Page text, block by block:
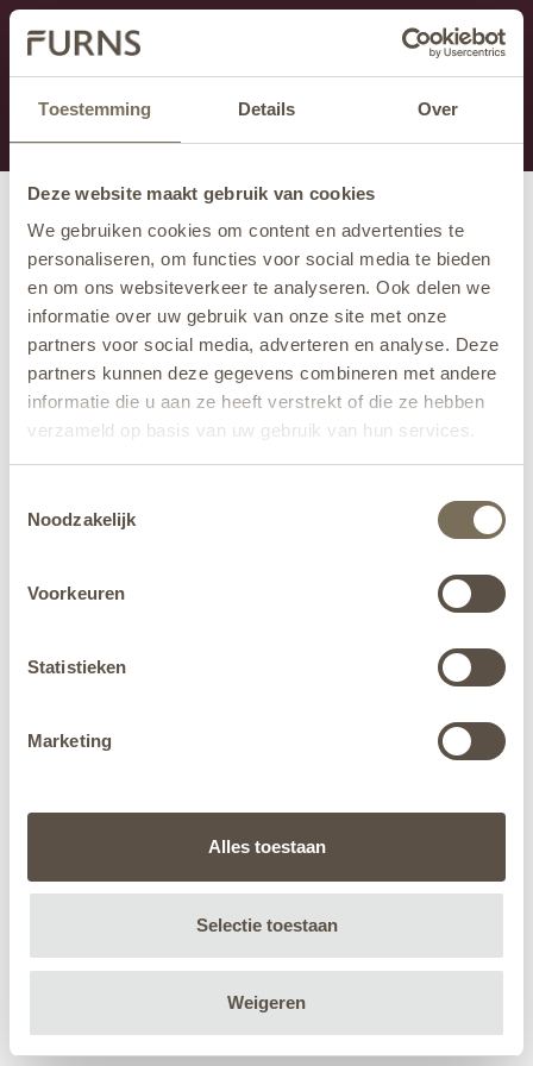
Toestemming Details Over
Deze website maakt gebruik van cookies
We gebruiken cookies om content en advertenties te
personaliseren, om functies voor social media te bieden
en om ons websiteverkeer te analyseren. Ook delen we
informatie over uw gebruik van onze site met onze
partners voor social media, adverteren en analyse. Deze
partners kunnen deze gegevens combineren met andere
informatie die u aan ze heeft verstrekt of die ze hebben
verzameld op basis van uw gebruik van hun services.
jehier.
Noodzakelijk
Voorkeuren
Statistieken
Marketing
Alles toestaan
Selectie toestaan
Weigeren
Dieser Abschnitt wird derzeit gewartet.
Wenn Sie Informationen vermissen, können Sie uns
unter +31 413 395 294 anrufen oder uns unter